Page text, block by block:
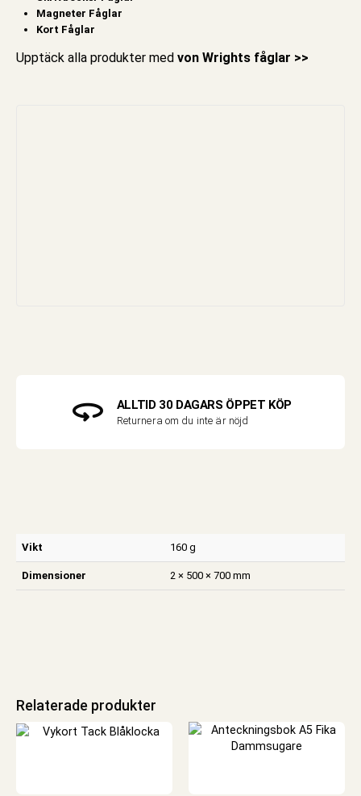
Magneter Fåglar
Kort Fåglar
Upptäck alla produkter med von Wrights fåglar >>
ALLTID 30 DAGARS ÖPPET KÖP
Returnera om du inte är nöjd
Vikt 160 g
Dimensioner 2 × 500 × 700 mm
Relaterade produkter